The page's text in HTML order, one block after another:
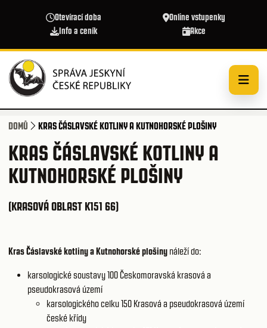
Otevírací doba
Online vstupenky
Info a ceník
Akce
DOMŮ KRAS ČÁSLAVSKÉ KOTLINY A KUTNOHORSKÉ PLOŠINY
KRAS ČÁSLAVSKÉ KOTLINY A
KUTNOHORSKÉ PLOŠINY
(KRASOVÁ OBLAST K151 66)
Kras Čáslavské kotliny a Kutnohorské plošiny náleží do:
karsologické soustavy 100Českomoravská krasová a
pseudokrasová území
karsologického celku 150 Krasová a pseudokrasová území
české křídy